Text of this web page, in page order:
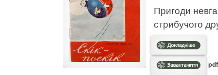
Пригоди
стрибучого